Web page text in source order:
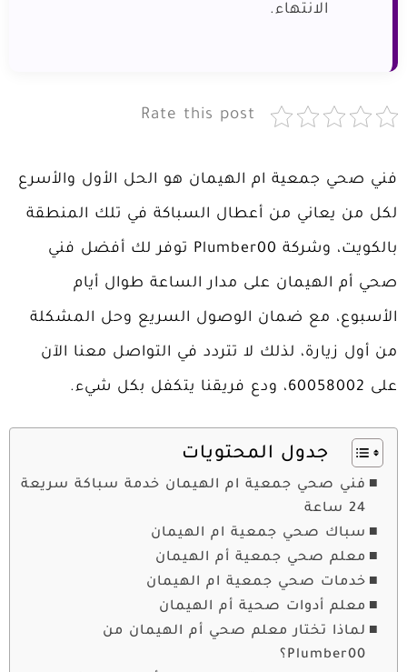
الانتهاء.
Rate this post
فني صحي جمعية ام الهيمان هو الحل الأول والأسرع
لكل من يعاني من أعطال السباكة في تلك المنطقة
بالكويت، وشركة Plumber00 توفر لك أفضل فني
صحي أم الهيمان على مدار الساعة طوال أيام
الأسبوع، مع ضمان الوصول السريع وحل المشكلة
من أول زيارة، لذلك لا تتردد في التواصل معنا الآن
على 60058002، ودع فريقنا يتكفل بكل شيء.
جدول المحتويات
فني صحي جمعية ام الهيمان خدمة سباكة سريعة
24 ساعة
سباك صحي جمعية ام الهيمان
معلم صحي جمعية أم الهيمان
خدمات صحي جمعية ام الهيمان
معلم أدوات صحية أم الهيمان
لماذا تختار معلم صحي أم الهيمان من
Plumber00؟